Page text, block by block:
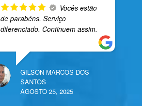
Vocês estão
de parabéns. Serviço
diferenciado. Continuem assim.
GILSON MARCOS DOS
SANTOS
AGOSTO 25, 2025